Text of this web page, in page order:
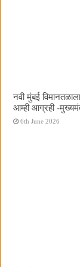
नवी मुंबई
आम्ही आग्रही -
6th June 2026